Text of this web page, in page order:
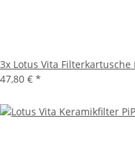
3x Lotus Vita Filterkartusche
47,80 € *